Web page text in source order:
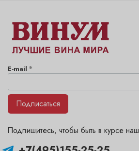
Подпишитесь, чтобы быть в курсе
E-mail *
Подписаться